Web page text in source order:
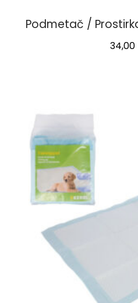
Podmetač /
34,00